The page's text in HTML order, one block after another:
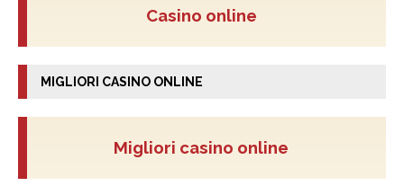
Casino online
MIGLIORI CASINO ONLINE
Migliori casino online